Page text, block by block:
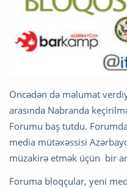
Öncədən də məlumat
arasında Nabranda
Forumu baş tutdu.
media mütəxəssisi
müzakirə etmək üçün bir
Foruma bloqçular, yeni